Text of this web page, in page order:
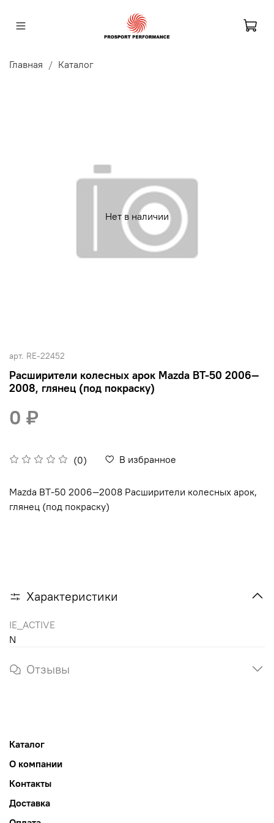
Главная Каталог
Нет в наличии
арт. RE-22452
Расширители колесных арок Mazda BT-50 2006—
2008, глянец (под покраску)
(0) В избранное
0 ₽
Mazda BT-50 2006—2008 Расширители колесных арок,
глянец (под покраску)
Характеристики
IE_ACTIVE
N
Отзывы
Каталог
О компании
Контакты
Доставка